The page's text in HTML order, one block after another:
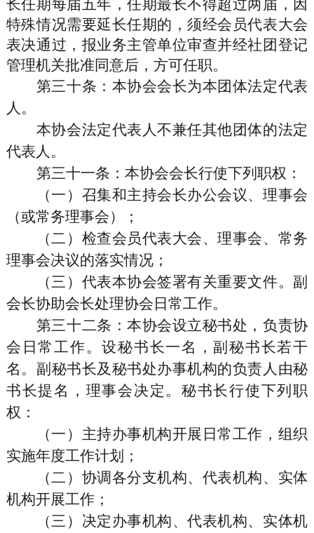
长任期每届五年，任期最长不得超过两届，因
特殊情况需要延长任期的，须经会员代表大会
表决通过，报业务主管单位审查并经社团登记
管理机关批准同意后，方可任职。
第三十条 ：本协会会长为本团体法定代表
人。
本协会法定代表人不兼任其他团体的法定
代表人。
第三十一条：本协会会长行使下列职权：
（一）召集和主持会长办公会议、理事会
（或常务理事会）；
（二）检查会员代表大会、理事会、常务
理事会决议的落实情况；
（三）代表本协会签署有关重要文件。副
会长协助会长处理协会日常工作。
第三十二条 ：本协会设立秘书处，负责协
会日常工作。设秘书长一名，副秘书长若干
名。副秘书长及秘书处办事机构的负责人由秘
书长提名，理事会决定。秘书长行使下列职
权：
（一）主持办事机构开展日常工作，组织
实施年度工作计划；
（二）协调各分支机构、代表机构、实体
机构开展工作；
（三）决定办事机构、代表机构、实体机